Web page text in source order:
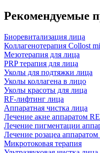
Рекомендуемые
Биоревитализация лица
Коллагенотерапия Collost
Мезотерапия для лица
PRP терапия для лица
Уколы для подтяжки лица
Уколы коллагена в лицо
Уколы красоты для лица
RF-лифтинг лица
Аппаратная чистка лица
Лечение акне аппаратом
Лечение пигментации
Лечение розацеа
Микротоковая терапия